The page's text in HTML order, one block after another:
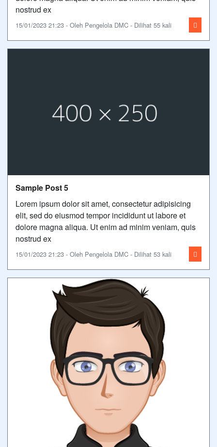
nostrud ex
15/01/2023 21:23 - Oleh Pengelola DMC - Dilihat 55 kali
Sample Post 5
Lorem ipsum dolor sit amet, consectetur adipisicing
elit, sed do eiusmod tempor incididunt ut labore et
dolore magna aliqua. Ut enim ad minim veniam, quis
nostrud ex
15/01/2023 21:23 - Oleh Pengelola DMC - Dilihat 53 kali